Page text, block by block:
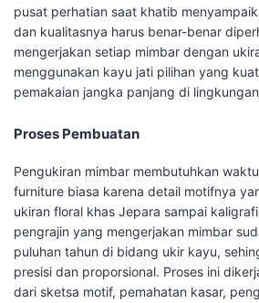
pusat perhatian saat khatib
dan kualitasnya harus benar-benar
mengerjakan setiap mimbar dengan
menggunakan kayu jati pilihan yang
pemakaian jangka panjang di
Proses Pembuatan
Pengukiran mimbar membutuhkan
furniture biasa karena detail motifnya
ukiran floral khas Jepara sampai
pengrajin yang mengerjakan mimbar
puluhan tahun di bidang ukir kayu,
presisi dan proporsional. Proses ini
dari sketsa motif, pemahatan kasar,